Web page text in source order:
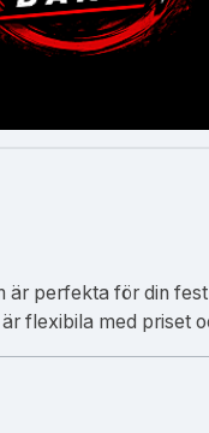
är perfekta för din
flexibila med priset